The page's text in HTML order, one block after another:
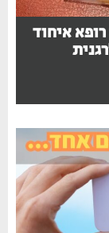
איחוד